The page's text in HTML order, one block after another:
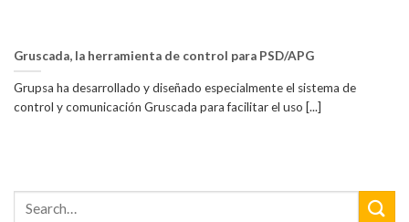
Gruscada, la herramienta de control para PSD/APG
Grupsa ha desarrollado y diseñado especialmente el sistema de
control y comunicación Gruscada para facilitar el uso [...]